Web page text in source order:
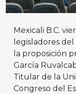
Mexicali B.C.
legisladores
la proposición
García
Titular de la
Congreso del